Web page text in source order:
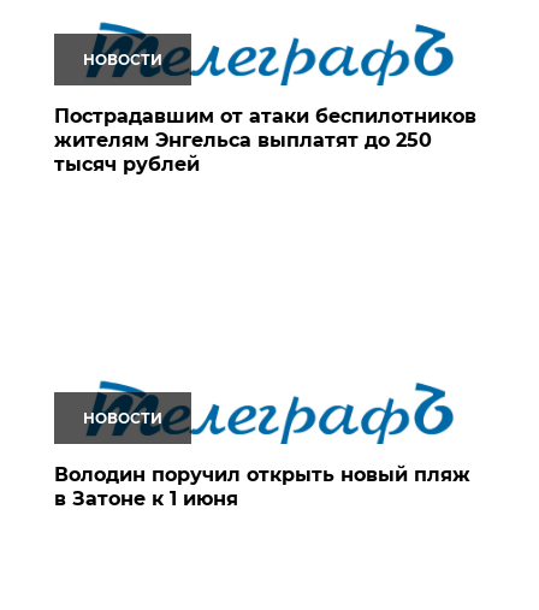
НОВОСТИ
Пострадавшим от атаки беспилотников
жителям Энгельса выплатят до 250
тысяч рублей
НОВОСТИ
Володин поручил открыть новый пляж
в Затоне к 1 июня